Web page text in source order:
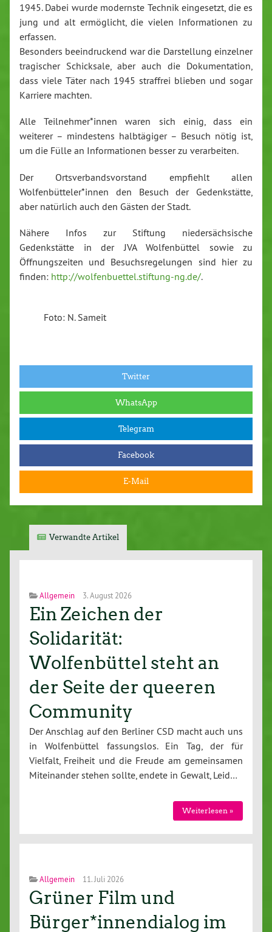
1945. Dabei wurde modernste Technik eingesetzt, die es
jung und alt ermöglicht, die vielen Informationen zu
erfassen.
Besonders beeindruckend war die Darstellung einzelner
tragischer Schicksale, aber auch die Dokumentation,
dass viele Täter nach 1945 straffrei blieben und sogar
Karriere machten.
Alle Teilnehmer*innen waren sich einig, dass ein
weiterer – mindestens halbtägiger – Besuch nötig ist,
um die Fülle an Informationen besser zu verarbeiten.
Der Ortsverbandsvorstand empfiehlt allen
Wolfenbütteler*innen den Besuch der Gedenkstätte,
aber natürlich auch den Gästen der Stadt.
Nähere Infos zur Stiftung niedersächsische
Gedenkstätte in der JVA Wolfenbüttel sowie zu
Öffnungszeiten und Besuchsregelungen sind hier zu
finden: http://wolfenbuettel.stiftung-ng.de/.
Foto: N. Sameit
Twitter
WhatsApp
Telegram
Facebook
E-Mail
Verwandte Artikel
Allgemein 3. August 2026
Ein Zeichen der
Solidarität:
Wolfenbüttel steht an
der Seite der queeren
Community
Der Anschlag auf den Berliner CSD macht auch uns
in Wolfenbüttel fassungslos. Ein Tag, der für
Vielfalt, Freiheit und die Freude am gemeinsamen
Miteinander stehen sollte, endete in Gewalt, Leid…
Weiterlesen »
Allgemein 11. Juli 2026
Grüner Film und
Bürger*innendialog im